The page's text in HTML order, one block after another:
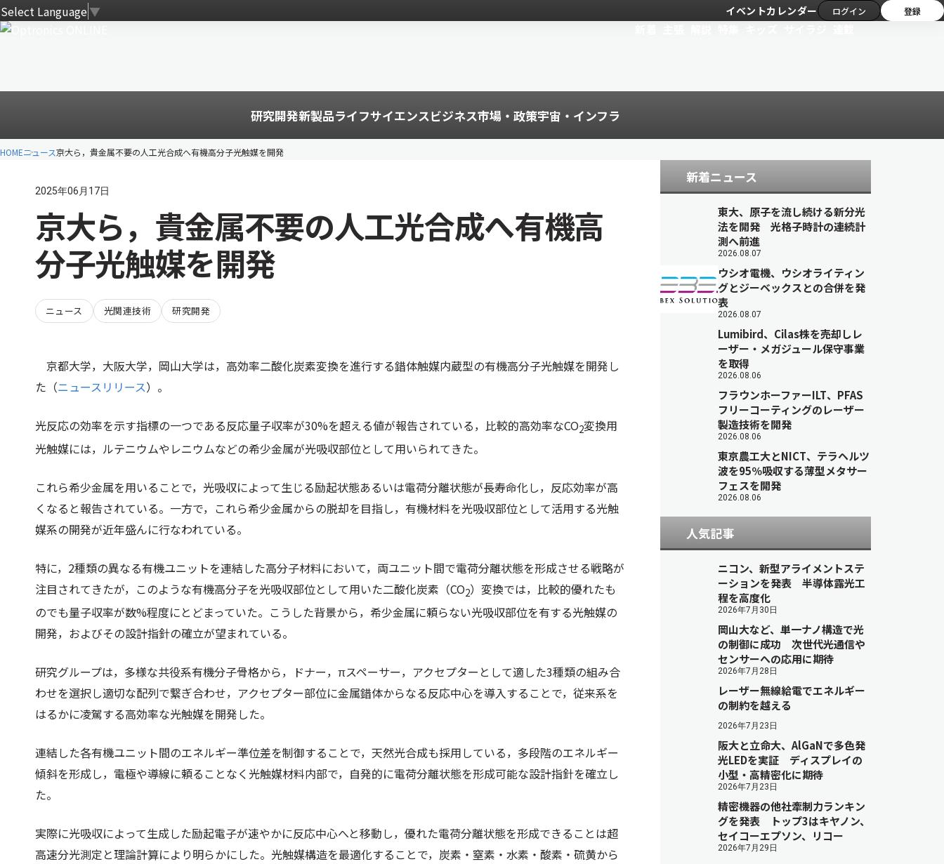
Select Language▼ イベントカレンダー ログイン 登録
研究開発新製品ライフサイエンスビジネス市場・政策宇宙・インフラ
HOMEニュース京大ら，貴金属不要の人工光合成へ有機高分子光触媒を開発
2025年06月17日
京大ら，貴金属不要の人工光合成へ有機高
分子光触媒を開発
ニュース 光関連技術 研究開発
京都大学，大阪大学，岡山大学は，高効率二酸化炭素変換を進行する錯体触媒内蔵型の有機高分子光触媒を開発し
た（ニュースリリース）。
光反応の効率を示す指標の一つである反応量子収率が30%を超える値が報告されている，比較的高効率なCO2変換用
光触媒には，ルテニウムやレニウムなどの希少金属が光吸収部位として用いられてきた。
これら希少金属を用いることで，光吸収によって生じる励起状態あるいは電荷分離状態が長寿命化し，反応効率が高
くなると報告されている。一方で，これら希少金属からの脱却を目指し，有機材料を光吸収部位として活用する光触
媒系の開発が近年盛んに行なわれている。
特に，2種類の異なる有機ユニットを連結した高分子材料において，両ユニット間で電荷分離状態を形成させる戦略が
注目されてきたが，このような有機高分子を光吸収部位として用いた二酸化炭素（CO2）変換では，比較的優れたも
のでも量子収率が数%程度にとどまっていた。こうした背景から，希少金属に頼らない光吸収部位を有する光触媒の
開発，およびその設計指針の確立が望まれている。
研究グループは，多様な共役系有機分子骨格から，ドナー，πスペーサー，アクセプターとして適した3種類の組み合
わせを選択し適切な配列で繋ぎ合わせ，アクセプター部位に金属錯体からなる反応中心を導入することで，従来系を
はるかに凌駕する高効率な光触媒を開発した。
連結した各有機ユニット間のエネルギー準位差を制御することで，天然光合成も採用している，多段階のエネルギー
傾斜を形成し，電極や導線に頼ることなく光触媒材料内部で，自発的に電荷分離状態を形成可能な設計指針を確立し
た。
実際に光吸収によって生成した励起電子が速やかに反応中心へと移動し，優れた電荷分離状態を形成できることは超
高速分光測定と理論計算により明らかにした。光触媒構造を最適化することで，炭素・窒素・水素・酸素・硫黄から
新着ニュース
東大、原子を流し続ける新分光
法を開発 光格子時計の連続計
測へ前進
2026.08.07
ウシオ電機、ウシオライティン
グとジーベックスとの合併を発
表
2026.08.07
Lumibird、Cilas株を売却しレ
ーザー・メガジュール保守事業
を取得
2026.08.06
フラウンホーファーILT、PFAS
フリーコーティングのレーザー
製造技術を開発
2026.08.06
東京農工大とNICT、テラヘルツ
波を95％吸収する薄型メタサー
フェスを開発
2026.08.06
人気記事
ニコン、新型アライメントステ
ーションを発表 半導体露光工
程を高度化
2026年7月30日
岡山大など、単一ナノ構造で光
の制御に成功 次世代光通信や
センサーへの応用に期待
2026年7月28日
レーザー無線給電でエネルギー
の制約を越える
2026年7月23日
阪大と立命大、AlGaNで多色発
光LEDを実証 ディスプレイの
小型・高精密化に期待
2026年7月23日
精密機器の他社牽制力ランキン
グを発表 トップ3はキヤノン、
セイコーエプソン、リコー
2026年7月29日